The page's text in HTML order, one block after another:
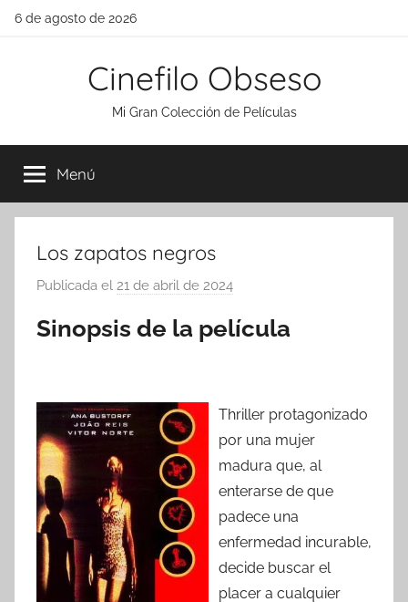
Saltar
6 de agosto de 2026
Cinefilo Obseso
Mi Gran Colección de Películas
Menú
Los zapatos negros
Publicada el 21 de abril de 2024
r
Sinopsis de la película
Thriller protagonizado
por una mujer
madura que, al
enterarse de que
padece una
enfermedad incurable,
decide buscar el
placer a cualquier